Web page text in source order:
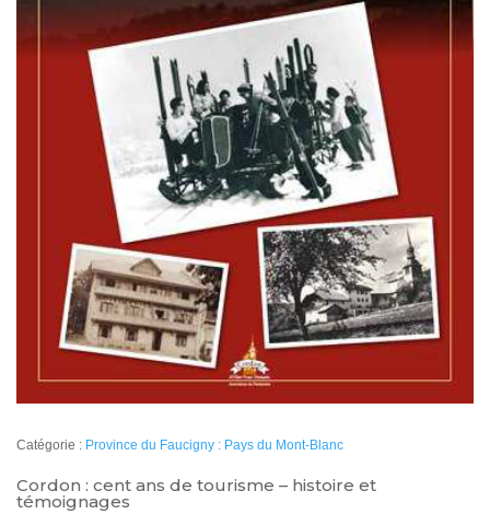
Catégorie : Province du Faucigny : Pays du Mont-Blanc
Cordon : cent ans de tourisme – histoire et
témoignages